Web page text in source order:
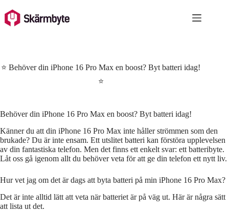
to
content
⭐ Behöver din iPhone 16 Pro Max en boost? Byt batteri idag!
⭐
Behöver din iPhone 16 Pro Max en boost? Byt batteri idag!
Känner du att din iPhone 16 Pro Max inte håller strömmen som den
brukade? Du är inte ensam. Ett utslitet batteri kan förstöra upplevelsen
av din fantastiska telefon. Men det finns ett enkelt svar: ett batteribyte.
Låt oss gå igenom allt du behöver veta för att ge din telefon ett nytt liv.
Hur vet jag om det är dags att byta batteri på min iPhone 16 Pro Max?
Det är inte alltid lätt att veta när batteriet är på väg ut. Här är några sätt
att lista ut det.